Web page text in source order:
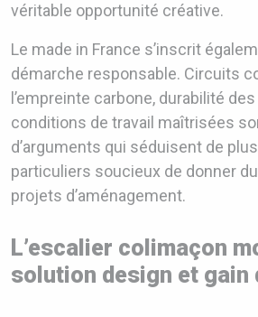
véritable opportunité créative.
Le made in France s’inscrit
démarche responsable. Circuits
l’empreinte carbone, durabilité
conditions de travail maîtrisées
d’arguments qui séduisent de
particuliers soucieux de donner
projets d’aménagement.
L’escalier colimaçon
solution design et gain